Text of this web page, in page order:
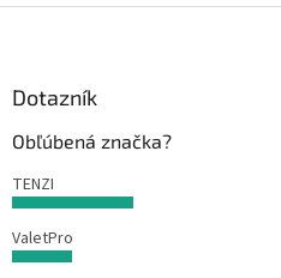
Dotazník
Obľúbená značka?
TENZI
ValetPro